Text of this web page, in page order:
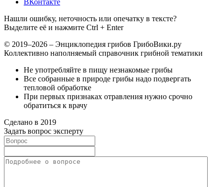
Нашли ошибку, неточность или опечатку в тексте?
Выделите её и нажмите Ctrl + Enter
© 2019–2026 – Энциклопедия грибов ГрибоВики.ру
Коллективно наполняемый справочник грибной тематики
Не употребляйте в пищу незнакомые грибы
Все собранные в природе грибы надо подвергать
тепловой обработке
При первых признаках отравления нужно срочно
обратиться к врачу
Сделано в 2019
Задать вопрос эксперту